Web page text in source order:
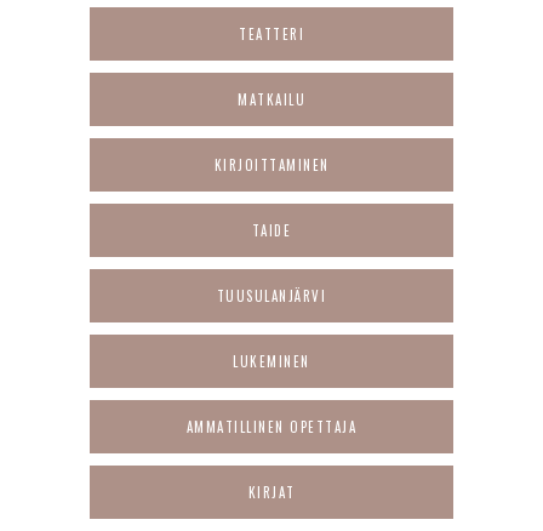
TEATTERI
MATKAILU
KIRJOITTAMINEN
TAIDE
TUUSULANJÄRVI
LUKEMINEN
AMMATILLINEN OPETTAJA
KIRJAT